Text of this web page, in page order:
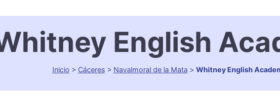
English
Inicio > Cáceres > Navalmoral de la Mata > Whitney English